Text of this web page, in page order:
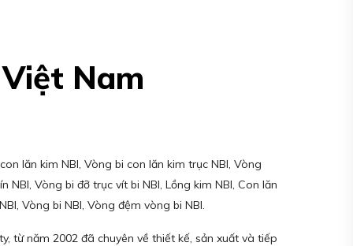
Nam
lăn kim NBI, Vòng bi con lăn kim trục NBI, Vòng
NBI, Vòng bi đỡ trục vít bi NBI, Lồng kim NBI, Con lăn
Vòng bi NBI, Vòng đệm vòng bi NBI.
từ năm 2002 đã chuyên về thiết kế, sản xuất và tiếp